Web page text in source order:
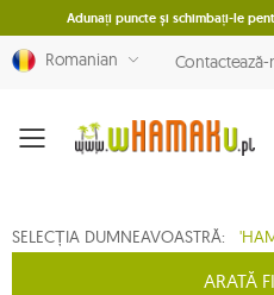
Adunați puncte și schimbați-le
Romanian Contactează-
Menu
SELECȚIA DUMNEAVOASTRĂ:
ARATĂ